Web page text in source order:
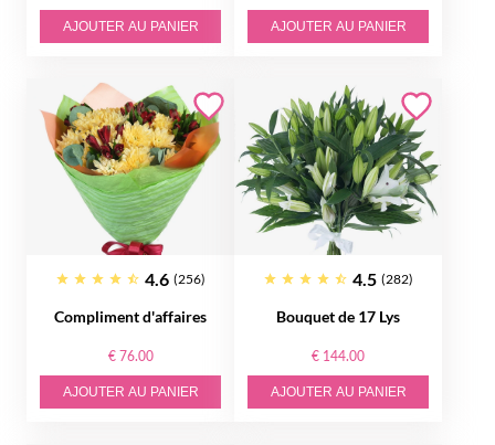
AJOUTER AU PANIER AJOUTER AU PANIER
4.6 (256)
Compliment d'affaires
€ 76.00
AJOUTER AU PANIER
4.5 (282)
Bouquet de 17 Lys
€ 144.00
AJOUTER AU PANIER